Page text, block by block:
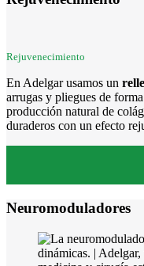
Rejuvenecimiento
En Adelgar usamos un
arrugas y pliegues de
producción natural de
duraderos con un efecto
Neuromoduladores